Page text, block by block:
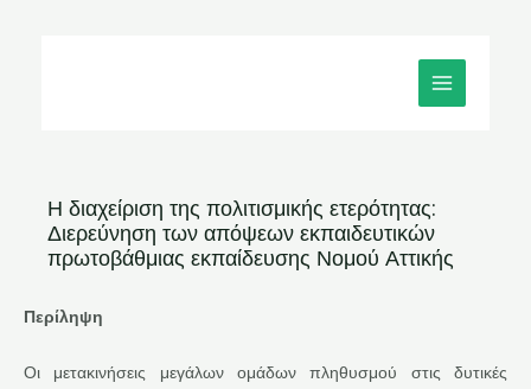
MAIN
MENU
Η διαχείριση της πολιτισμικής ετερότητας:
Διερεύνηση των απόψεων εκπαιδευτικών
πρωτοβάθμιας εκπαίδευσης Νομού Αττικής
Περίληψη
Οι μετακινήσεις μεγάλων ομάδων πληθυσμού στις δυτικές